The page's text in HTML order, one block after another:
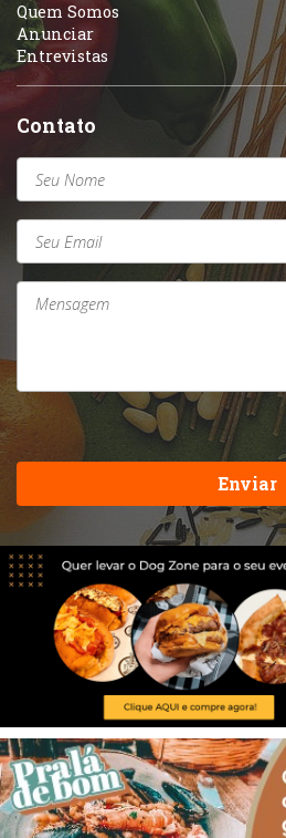
Quem Somos
Anunciar
Entrevistas
Contato
Enviar